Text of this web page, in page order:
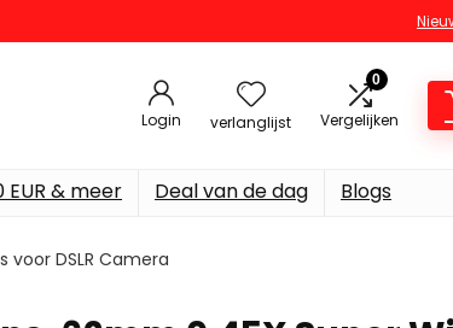
Login verlanglijst
0
Vergelijken
EUR & meer Deal van de dag Blogs
voor DSLR Camera